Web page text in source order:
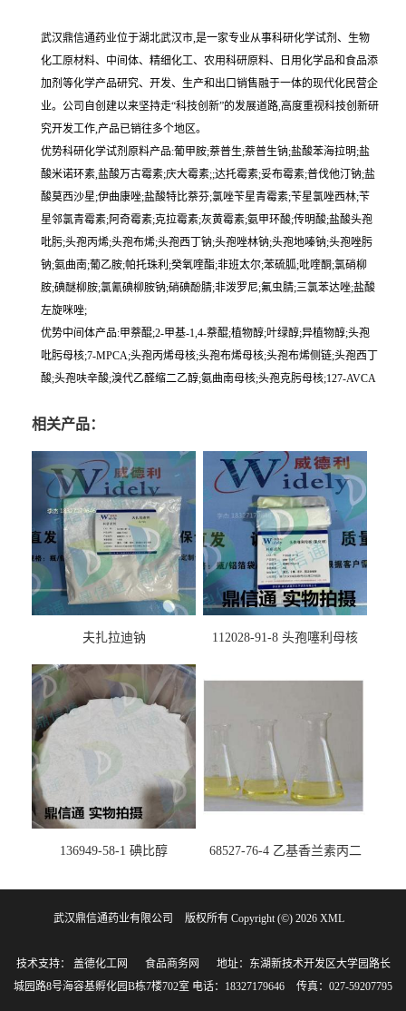
武汉鼎信通药业位于湖北武汉市,是一家专业从事科研化学试剂、生物
化工原材料、中间体、精细化工、农用科研原料、日用化学品和食品添
加剂等化学产品研究、开发、生产和出口销售融于一体的现代化民营企
业。公司自创建以来坚持走“科技创新”的发展道路,高度重视科技创新研
究开发工作,产品已销往多个地区。
优势科研化学试剂原料产品:葡甲胺;萘普生;萘普生钠;盐酸苯海拉明;盐
酸米诺环素,盐酸万古霉素;庆大霉素;;达托霉素;妥布霉素;普伐他汀钠;盐
酸莫西沙星;伊曲康唑;盐酸特比萘芬;氯唑苄星青霉素;苄星氯唑西林;苄
星邻氯青霉素;阿奇霉素;克拉霉素;灰黄霉素;氨甲环酸;传明酸;盐酸头孢
吡肟;头孢丙烯;头孢布烯;头孢西丁钠;头孢唑林钠;头孢地嗪钠;头孢唑肟
钠;氨曲南;葡乙胺;帕托珠利;癸氧喹酯;非班太尔;苯硫胍;吡喹酮;氯硝柳
胺;碘醚柳胺;氯氰碘柳胺钠;硝碘酚腈;非泼罗尼;氟虫腈;三氯苯达唑;盐酸
左旋咪唑;
优势中间体产品:甲萘醌;2-甲基-1,4-萘醌;植物醇;叶绿醇;异植物醇;头孢
吡肟母核;7-MPCA;头孢丙烯母核;头孢布烯母核;头孢布烯侧链;头孢西丁
酸;头孢呋辛酸;溴代乙醛缩二乙醇;氨曲南母核;头孢克肟母核;127-AVCA
相关产品：
夫扎拉迪钠
112028-91-8 头孢噻利母核
136949-58-1 碘比醇
68527-76-4 乙基香兰素丙二
剂 -香精香料 -鼎信通李杰
武汉鼎信通药业有限公司 版权所有 Copyright (©) 2026 XML
技术支持： 盖德化工网 食品商务网
地址：东湖新技术开发区大学园路长
城园路8号海容基孵化园B栋7楼702室 电话：18327179646 传真：027-59207795